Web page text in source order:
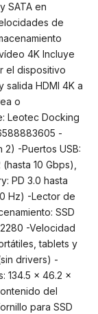
SATA en
de
4K Incluye
el dispositivo
salida HDMI 4K a
o
Leotec Docking
-
2) -Puertos USB:
10 Gbps),
PD 3.0 hasta
Hz) -Lector de
SSD
-Velocidad
tablets y
drivers) -
134.5 × 46.2 ×
del
para SSD